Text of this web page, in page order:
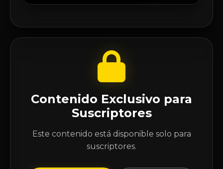
Contenido Exclusivo para
Suscriptores
Este contenido está disponible solo para
suscriptores.